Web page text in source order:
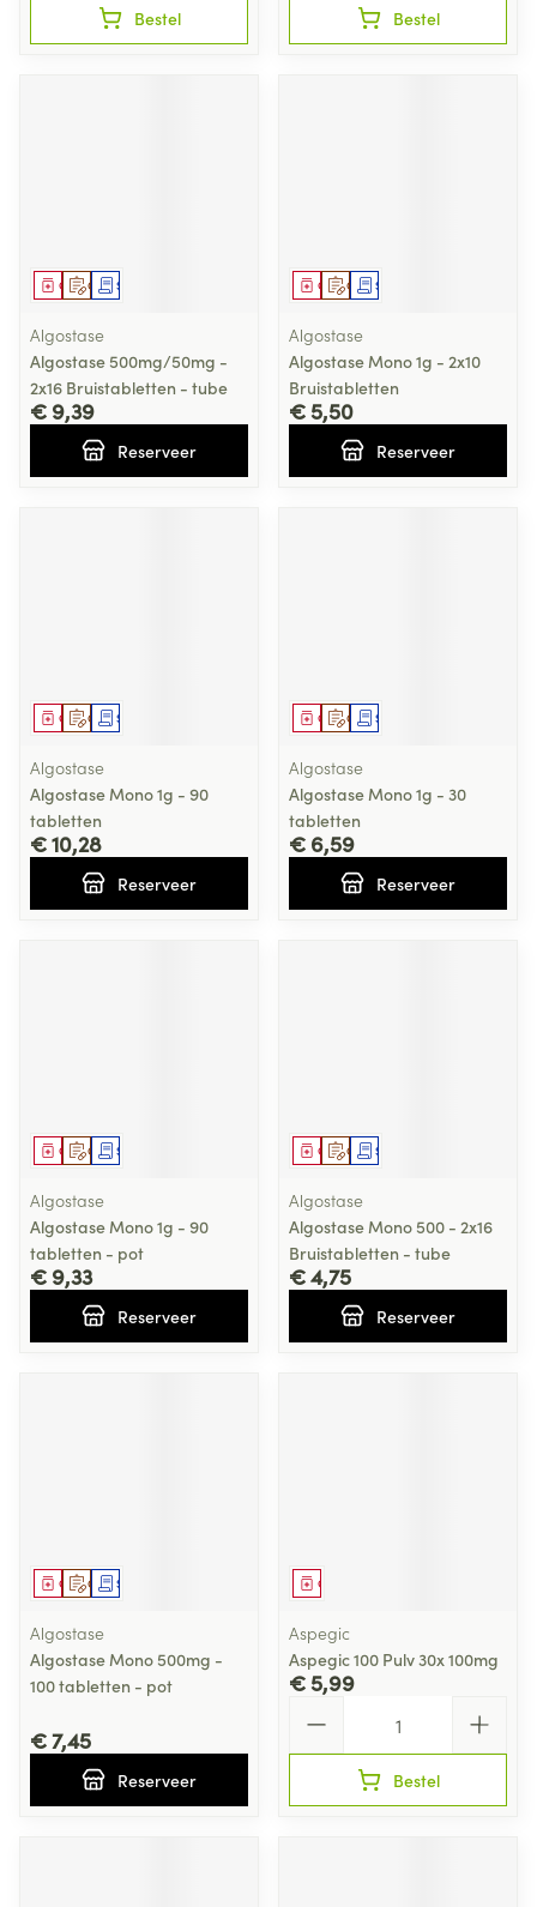
Bestel Bestel
Op voorschrift
GeneesmiddelSchriftelijke aanvraag
Algostase
Algostase 500mg/50mg -
2x16 Bruistabletten - tube
€ 9,39
Reserveer
Op voorschrift
GeneesmiddelSchriftelijke aanvraag
Algostase
Algostase Mono 1g - 2x10
Bruistabletten
€ 5,50
Reserveer
Op voorschrift
GeneesmiddelSchriftelijke aanvraag
Algostase
Algostase Mono 1g - 90
tabletten
€ 10,28
Reserveer
Op voorschrift
GeneesmiddelSchriftelijke aanvraag
Algostase
Algostase Mono 1g - 30
tabletten
€ 6,59
Reserveer
Op voorschrift
GeneesmiddelSchriftelijke aanvraag
Algostase
Algostase Mono 1g - 90
tabletten - pot
€ 9,33
Reserveer
Op voorschrift
GeneesmiddelSchriftelijke aanvraag
Algostase
Algostase Mono 500 - 2x16
Bruistabletten - tube
€ 4,75
Reserveer
Op voorschrift
GeneesmiddelSchriftelijke aanvraag
Algostase
Algostase Mono 500mg -
100 tabletten - pot
€ 7,45
Reserveer
Geneesmiddel
Aspegic
Aspegic 100 Pulv 30x 100mg
€ 5,99
Bestel